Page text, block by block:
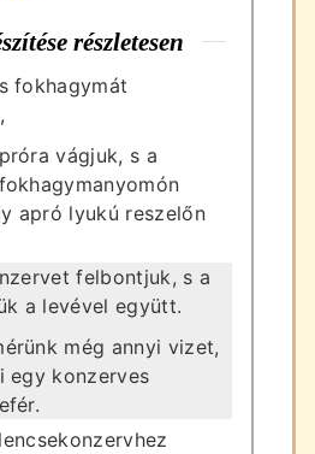
részletesen
fokhagymát
vágjuk, s a
apró lyukú reszelőn
felbontjuk, s a
a levével együtt.
még annyi vizet,
egy konzerves